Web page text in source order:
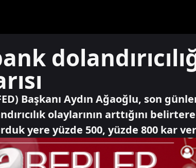
Başkanı Aydın Ağaoğlu, son
olaylarının arttığını
yere yüzde 500, yüzde 800 kar